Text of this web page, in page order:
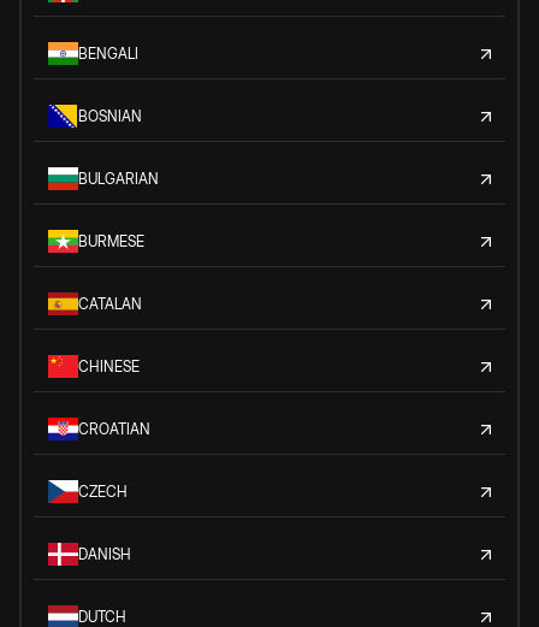
BENGALI
BOSNIAN
BULGARIAN
BURMESE
CATALAN
CHINESE
CROATIAN
CZECH
DANISH
DUTCH